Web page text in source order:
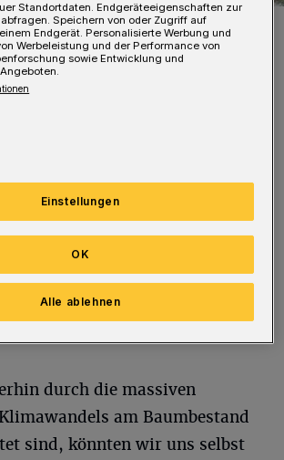
Morsbachtal wurden im Sommer 2021 stark in
Weg stark zugesetzt. In den
werden die Schäden
der Abschnitt auch eine
die rund 16 Jahre nach
durch die massiven
am Baumbestand
sind, könnten wir uns selbst
Standortdaten. Endgeräteeigenschaften zur
Speichern von oder Zugriff auf
Endgerät. Personalisierte Werbung und
Werbeleistung und der Performance von
sowie Entwicklung und
Einstellungen
Alle ablehnen
OK